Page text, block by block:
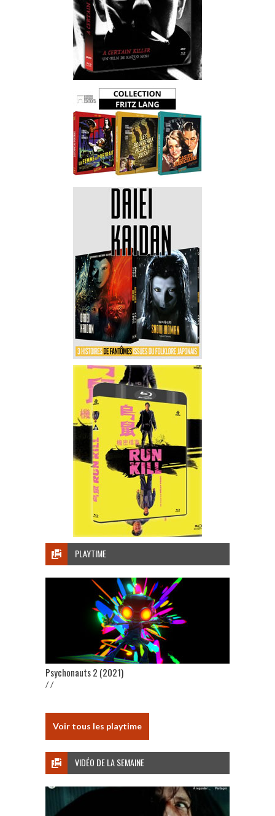
PLAYTIME
Psychonauts 2 (2021)
/ /
Voir tous les playtime
VIDÉO DE LA SEMAINE